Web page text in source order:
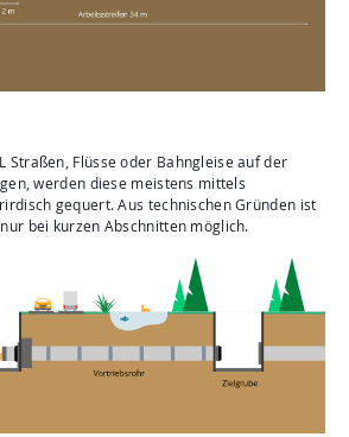
Straßen, Flüsse oder Bahngleise auf der
werden diese meistens mittels
gequert. Aus technischen Gründen ist
bei kurzen Abschnitten möglich.